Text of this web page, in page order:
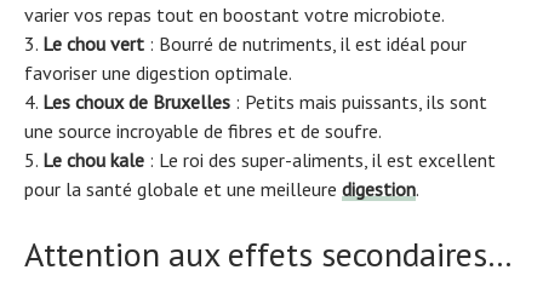
varier vos repas tout en boostant votre microbiote.
Le chou vert : Bourré de nutriments, il est idéal pour
favoriser une digestion optimale.
Les choux de Bruxelles : Petits mais puissants, ils sont
une source incroyable de fibres et de soufre.
Le chou kale : Le roi des super-aliments, il est excellent
pour la santé globale et une meilleure digestion.
Attention aux effets secondaires…